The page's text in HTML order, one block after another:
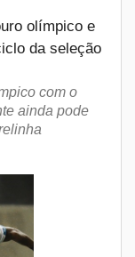
olímpico e
da seleção
com o
ainda pode